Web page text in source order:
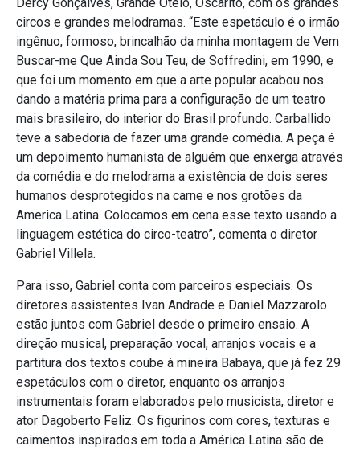
circos e grandes melodramas. “Este espetáculo é o irmão
ingênuo, formoso, brincalhão da minha montagem de Vem
Buscar-me Que Ainda Sou Teu, de Soffredini, em 1990, e
que foi um momento em que a arte popular acabou nos
dando a matéria prima para a configuração de um teatro
mais brasileiro, do interior do Brasil profundo. Carballido
teve a sabedoria de fazer uma grande comédia. A peça é
um depoimento humanista de alguém que enxerga através
da comédia e do melodrama a existência de dois seres
humanos desprotegidos na carne e nos grotões da
America Latina. Colocamos em cena esse texto usando a
linguagem estética do circo-teatro”, comenta o diretor
Gabriel Villela.
Para isso, Gabriel conta com parceiros especiais. Os
diretores assistentes Ivan Andrade e Daniel Mazzarolo
estão juntos com Gabriel desde o primeiro ensaio. A
direção musical, preparação vocal, arranjos vocais e a
partitura dos textos coube à mineira Babaya, que já fez 29
espetáculos com o diretor, enquanto os arranjos
instrumentais foram elaborados pelo musicista, diretor e
ator Dagoberto Feliz. Os figurinos com cores, texturas e
caimentos inspirados em toda a América Latina são de